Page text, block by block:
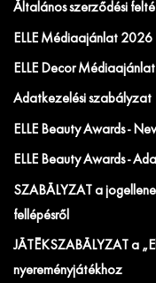
Általános szerződési
ELLE Médiaajánlat 2026
ELLE Decor
Adatkezelési szabályzat
ELLE Beauty Awards -
ELLE Beauty Awards -
SZABÁLYZAT a
fellépésről
JÁTÉKSZABÁLYZAT a
nyereményjátékhoz